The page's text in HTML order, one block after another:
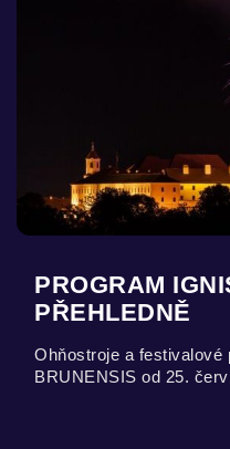
PROGRAM
PŘEHLEDNĚ
Ohňostroje a
BRUNENSIS od 25.